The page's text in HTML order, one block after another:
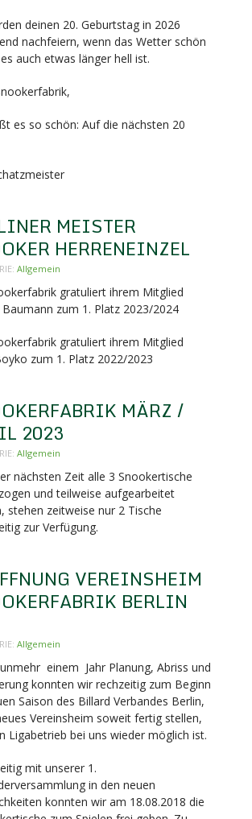
deinen 20. Geburtstag in 2026
nachfeiern, wenn das Wetter schön
auch etwas länger hell ist.
es so schön: Auf die nächsten 20
MEISTER
HERRENEINZEL
Allgemein
gratuliert ihrem Mitglied
Baumann zum 1. Platz 2023/2024
gratuliert ihrem Mitglied
zum 1. Platz 2022/2023
MÄRZ /
2023
Allgemein
nächsten Zeit alle 3 Snookertische
und teilweise aufgearbeitet
stehen zeitweise nur 2 Tische
zur Verfügung.
VEREINSHEIM
BERLIN
Allgemein
einem Jahr Planung, Abriss und
konnten wir rechzeitig zum Beginn
Saison des Billard Verbandes Berlin,
Vereinsheim soweit fertig stellen,
Ligabetrieb bei uns wieder möglich ist.
mit unserer 1.
in den neuen
konnten wir am 18.08.2018 die